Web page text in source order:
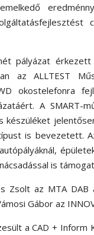
pályázat
az ALLTEST
A SMART-
készüléket
is bevezetett.
is
Zsolt az MTA
Gábor az
a CAD +